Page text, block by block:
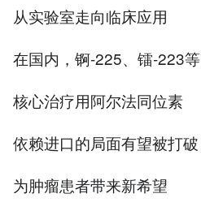
从实验室走向临床应用
在国内，锕-225、镭-223等
核心治疗用阿尔法同位素
依赖进口的局面有望被打破
为肿瘤患者带来新希望